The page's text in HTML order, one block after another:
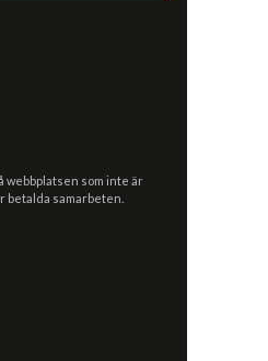
webbplatsen som inte är
betalda samarbeten.